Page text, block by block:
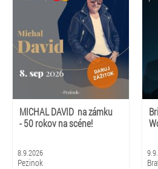
MICHAL DAVID na zámku
- 50 rokov na scéne!
8.9.2026
Pezinok